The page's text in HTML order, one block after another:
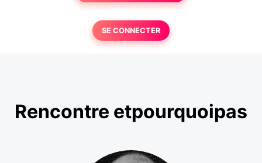
SE CONNECTER
Rencontre etpourquoipas